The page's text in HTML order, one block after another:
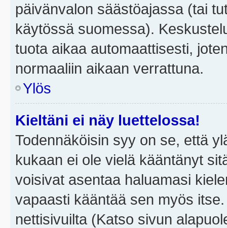
päivänvalon säästöajassa (tai
käytössä suomessa).
tuota aikaa automaattisesti,
normaaliin aikaan verrattuna.
Ylös
Kieltäni ei näy luettelossa!
Todennäköisin syy on se, että
kukaan ei ole vielä kääntänyt
voisivat asentaa haluamasi
vapaasti kääntää sen myös
nettisivuilta (Katso sivun